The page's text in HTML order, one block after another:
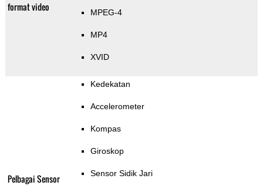
format video MPEG-4
MP4
XVID
Pelbagai Sensor
Kedekatan
Accelerometer
Kompas
Giroskop
Sensor Sidik Jari